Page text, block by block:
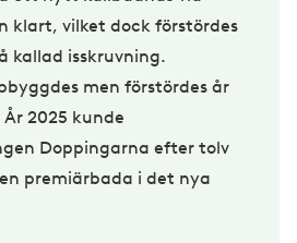
klart, vilket dock förstördes
kallad isskruvning.
men förstördes år
2025 kunde
Doppingarna efter tolv
premiärbada i det nya